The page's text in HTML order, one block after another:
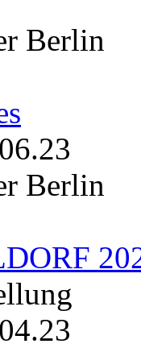
Berlin
Berlin